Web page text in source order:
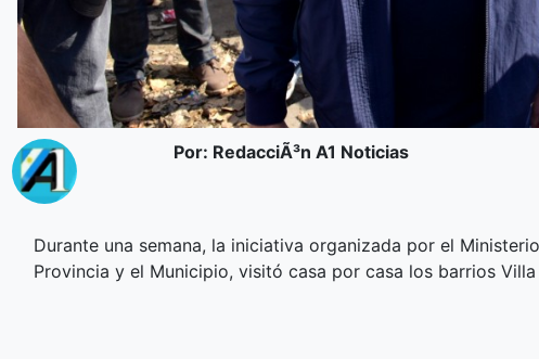
Por: RedacciÃ³n A1 Noticias
Durante una semana, la iniciativa organizada por el
Provincia y el Municipio, visitó casa por casa los barrios